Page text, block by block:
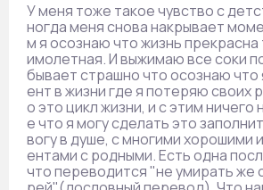
У меня тоже такое чувство с
ногда меня снова накрывает
м я осознаю что жизнь прекрасна
имолетная. И выжимаю все соки
бывает страшно что осознаю
ент в жизни где я потеряю своих
о это цикл жизни, и с этим ничего
е что я могу сделать это
вогу в душе, с многими хорошими
ентами с родными. Есть одна
что переводится "не умирать же